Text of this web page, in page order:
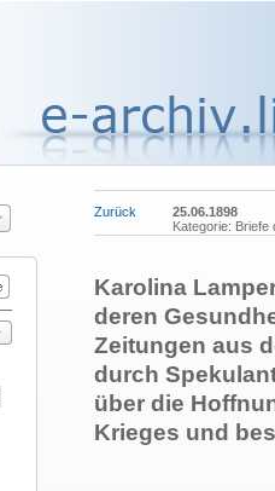
Zurück
25.06.1898
Kategorie: Briefe
Karolina
deren
Zeitungen aus
durch
über die
Krieges und